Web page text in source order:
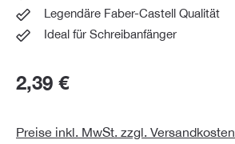
Legendäre Faber-Castell Qualität
Ideal für Schreibanfänger
2,39 €
Preise inkl. MwSt. zzgl. Versandkosten